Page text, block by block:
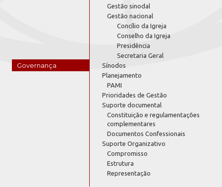
Governança
Gestão sinodal
Gestão nacional
Concílio da Igreja
Conselho da Igreja
Presidência
Secretaria Geral
Sínodos
Planejamento
PAMI
Prioridades de Gestão
Suporte documental
Constituição e regulamentações
complementares
Documentos Confessionais
Suporte Organizativo
Compromisso
Estrutura
Representação